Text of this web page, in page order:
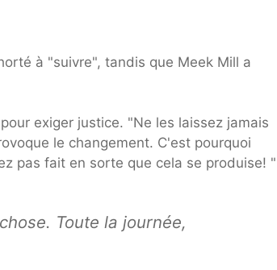
à "suivre", tandis que Meek Mill a
exiger justice. "Ne les laissez jamais
le changement. C'est pourquoi
pas fait en sorte que cela se produise! "
Toute la journée,